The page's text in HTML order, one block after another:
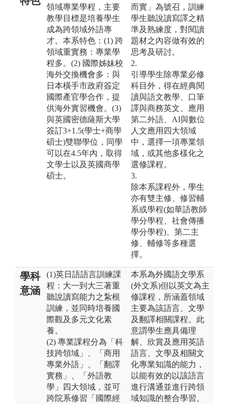
領域專業學程，主要
教學目標是培養學生
成為跨領域外語專
才。本系特色：(1) 跨
領域重實務：專業學
程多。(2) 國際姊妹校
海外交換機會多：與
日本橫手市政府簽定
國際產官學合作，提
供海外實習機會。(3)
與英國密德薩斯大學
簽訂3+1.5(學士+商學
碩士)雙聯學位，同學
可以在4.5年內，取得
文學士以及英國商學
碩士。
而實」為號召，訓練
學生聽說讀寫譯之精
準及熟練度，對閱讀
題材之內容做有效的
思考及研討。
2.
引導學生除專業必修
科目外，得在經典閱
讀與語文教學、口筆
譯與商務英文、應用
第二外語、AI與數位
人文應用四大領域
中，選擇一項專業領
域，或其他多樣化之
選修課程。
3.
除本系課程外，學生
亦有雙主修、修習輔
系或學程(如華語教師
學分學程、社會傳播
學分學程)、第二主
修、輔修等多種選
擇。
學科
意涵
(1)英日語語言訓練課
程：大一到大三著重
聽說讀寫能力之紮根
訓練，並同時培養國
際觀及多元文化素
養。
(2) 專業課程分為「科
技跨領域」、「商用
專業外語」、「翻譯
實務」、「外語教
學」四大領域，並可
跨院系修習「國際經
本系為外國語文學系
(外文系)但以英文為主
修課程，所涵蓋領域
主要為該語言、文學
及翻譯相關課程。此
意謂學生應具備理
解、欣賞及應用英語
語言、文學及相關文
化專業知識的能力，
以能有效的以該語言
進行溝通並進行跨領
域知識的整合學習。